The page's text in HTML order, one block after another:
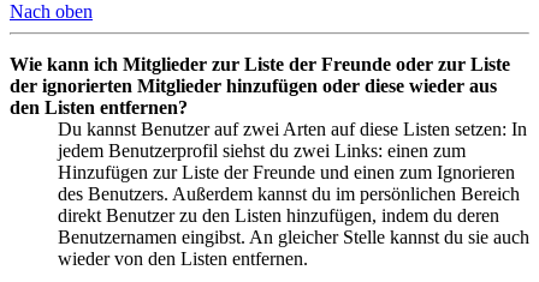
Nach oben
Wie kann ich Mitglieder zur Liste der Freunde oder zur Liste
der ignorierten Mitglieder hinzufügen oder diese wieder aus
den Listen entfernen?
Du kannst Benutzer auf zwei Arten auf diese Listen setzen: In
jedem Benutzerprofil siehst du zwei Links: einen zum
Hinzufügen zur Liste der Freunde und einen zum Ignorieren
des Benutzers. Außerdem kannst du im persönlichen Bereich
direkt Benutzer zu den Listen hinzufügen, indem du deren
Benutzernamen eingibst. An gleicher Stelle kannst du sie auch
wieder von den Listen entfernen.